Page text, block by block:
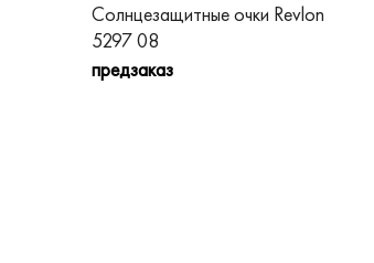
Солнцезащитные очки Revlon
5297 08
предзаказ